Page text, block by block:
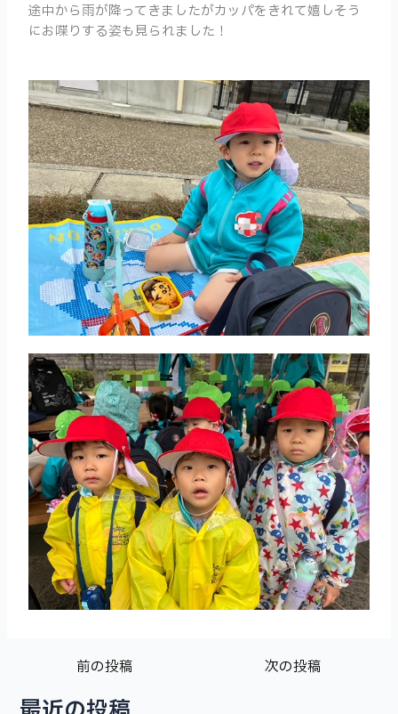
途中から雨が降ってきましたがカッパをきれて嬉しそう
にお喋りする姿も見られました！
前の投稿 次の投稿